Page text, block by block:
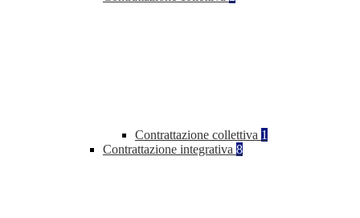
Contrattazione collettiva 1
Contrattazione integrativa 8